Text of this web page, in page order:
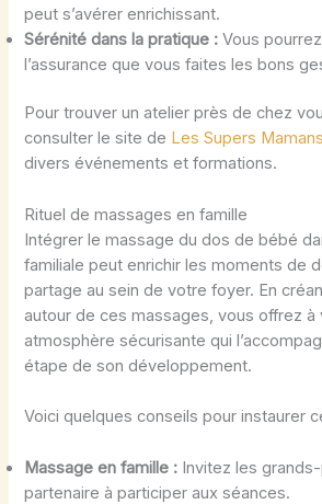
peut s’avérer enrichissant.
Sérénité dans la pratique : Vous
l’assurance que vous faites les bons
Pour trouver un atelier près de chez
consulter le site de Les Supers Mamans
divers événements et formations.
Rituel de massages en famille
Intégrer le massage du dos de bébé
familiale peut enrichir les moments de
partage au sein de votre foyer. En
autour de ces massages, vous offrez à
atmosphère sécurisante qui
étape de son développement.
Voici quelques conseils pour instaurer
Massage en famille : Invitez les
partenaire à participer aux séances.